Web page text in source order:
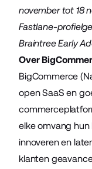
november tot 18
Fastlane-
Braintree Early
Over
BigCommerce
open SaaS en
elke omvang
innoveren en
klanten